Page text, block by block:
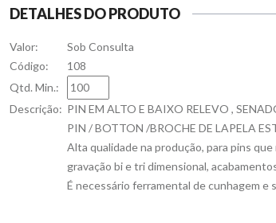
DETALHES DO PRODUTO
Valor:
Sob Consulta
Código:
108
Qtd. Min.:
Descrição: PIN EM ALTO E BAIXO RELEVO ,
PIN / BOTTON /BROCHE DE LAPELA
Alta qualidade na produção, para pins
gravação bi e tri dimensional,
É necessário ferramental de cunhagem